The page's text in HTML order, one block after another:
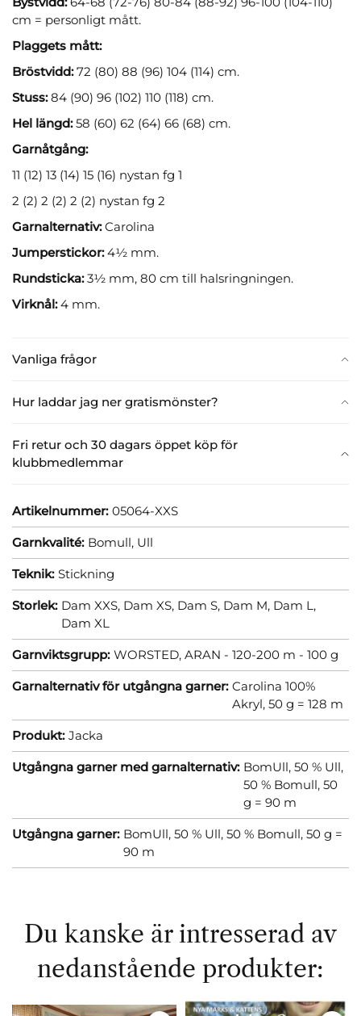
Vanliga frågor
Hur laddar jag ner gratismönster?
Fri retur och 30 dagars öppet köp för
klubbmedlemmar
cm = personligt mått.
Plaggets mått:
Bröstvidd:72 (80) 88 (96) 104 (114) cm.
Stuss:84 (90) 96 (102) 110 (118) cm.
Hel längd:58 (60) 62 (64) 66 (68) cm.
Garnåtgång:
11 (12) 13 (14) 15 (16) nystan fg 1
2 (2) 2 (2) 2 (2) nystan fg 2
Garnalternativ:Carolina
Jumperstickor:4½ mm.
Rundsticka:3½ mm, 80 cm till halsringningen.
Virknål:4 mm.
Artikelnummer: 05064-XXS
Garnkvalité: Bomull, Ull
Teknik: Stickning
Storlek: Dam XXS, Dam XS, Dam S, Dam M, Dam L,
Dam XL
Garnviktsgrupp: WORSTED, ARAN - 120-200 m - 100 g
Garnalternativ för utgångna garner: Carolina 100%
Akryl, 50 g = 128 m
Produkt: Jacka
Utgångna garner med garnalternativ: BomUll, 50 % Ull,
50 % Bomull, 50
g = 90 m
Utgångna garner: BomUll, 50 % Ull, 50 % Bomull, 50 g =
90 m
Du kanske är intresserad av
nedanstående produkter: